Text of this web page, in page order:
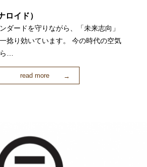
ロイド）
ダードを守りながら、「未来志向」
捻り効いています。 今の時代の空気
ら…
read more